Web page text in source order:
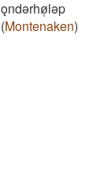
ǫndǝrhø̜lǝp
(Montenaken)